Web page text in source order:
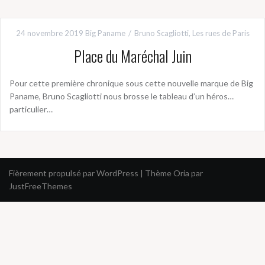
24 novembre 2019 Big Paname Bruno Scagliotti, Les rues de Paris
Place du Maréchal Juin
Pour cette première chronique sous cette nouvelle marque de Big
Paname, Bruno Scagliotti nous brosse le tableau d’un héros…
particulier…
Fièrement propulsé par WordPress | Thème Oria par
JustFreeThemes